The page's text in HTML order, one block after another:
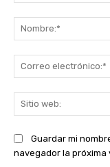
Guardar mi
navegador la próxima